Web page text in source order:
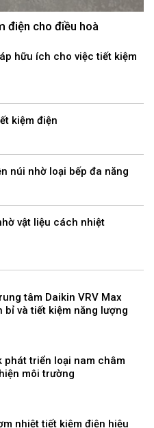
điện cho điều hoà
hữu ích cho việc tiết kiệm
kiệm điện
núi nhờ loại bếp đa năng
vật liệu cách nhiệt
tâm Daikin VRV Max
bỉ và tiết kiệm năng lượng
phát triển loại nam châm
môi trường
nhiệt tiết kiệm điện hiệu